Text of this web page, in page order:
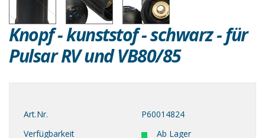
Knopf - kunststof - schwarz - für
Pulsar RV und VB80/85
Art.Nr.
P60014824
Verfügbarkeit
Ab Lager